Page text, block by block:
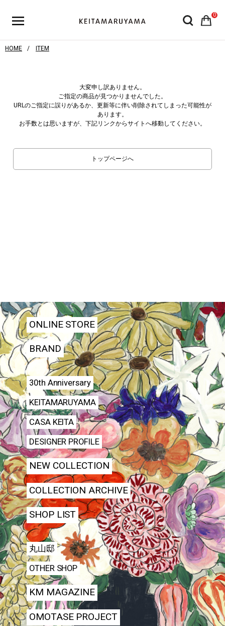
0
HOME ITEM
大変申し訳ありません。
ご指定の商品が見つかりませんでした。
URLのご指定に誤りがあるか、更新等に伴い削除されてしまった可能性が
あります。
お手数とは思いますが、下記リンクからサイトへ移動してください。
トップページへ
ONLINE STORE
BRAND
30th Anniversary
KEITAMARUYAMA
CASA KEITA
DESIGNER PROFILE
NEW COLLECTION
COLLECTION ARCHIVE
SHOP LIST
丸山邸
OTHER SHOP
KM MAGAZINE
OMOTASE PROJECT